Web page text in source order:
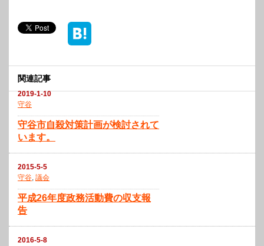
関連記事
2019-1-10
守谷
守谷市自殺対策計画が検討されて
います。
2015-5-5
守谷, 議会
平成26年度政務活動費の収支報
告
2016-5-8